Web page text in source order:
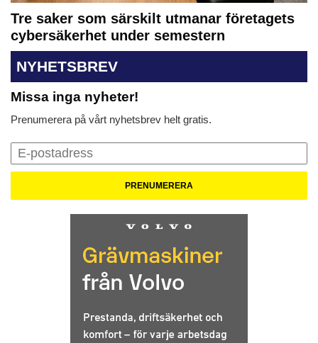
Tre saker som särskilt utmanar företagets
cybersäkerhet under semestern
NYHETSBREV
Missa inga nyheter!
Prenumerera på vårt nyhetsbrev helt gratis.